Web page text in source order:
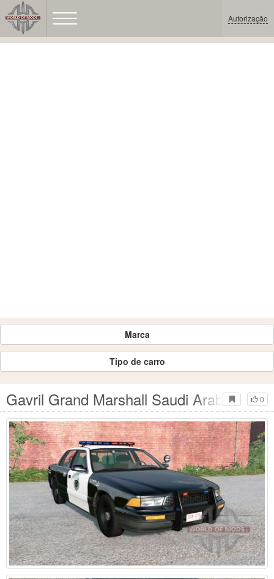
Autorização
Marca
Tipo de carro
0
Gavril Grand Marshall Saudi Arabia